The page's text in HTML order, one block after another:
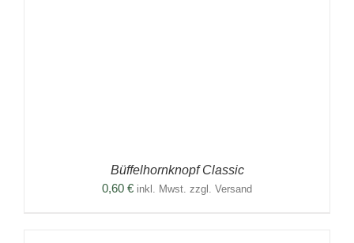
Büffelhornknopf Classic
0,60 € inkl. Mwst. zzgl. Versand